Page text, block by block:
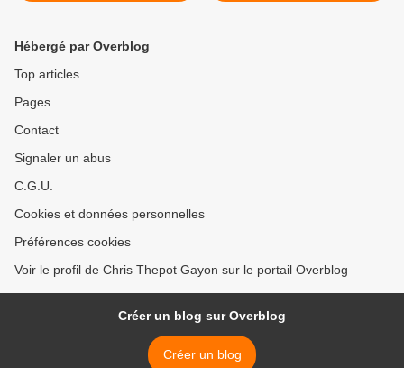
Hébergé par Overblog
Top articles
Pages
Contact
Signaler un abus
C.G.U.
Cookies et données personnelles
Préférences cookies
Voir le profil de Chris Thepot Gayon sur le portail Overblog
Créer un blog sur Overblog
Créer un blog